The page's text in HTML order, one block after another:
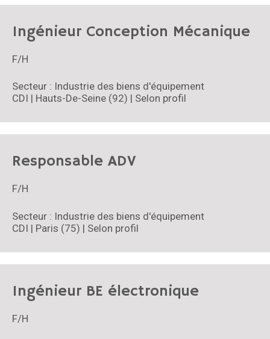
Ingénieur Conception Mécanique
F/H
Secteur : Industrie des biens d'équipement
CDI | Hauts-De-Seine (92) | Selon profil
Responsable ADV
F/H
Secteur : Industrie des biens d'équipement
CDI | Paris (75) | Selon profil
Ingénieur BE électronique
F/H